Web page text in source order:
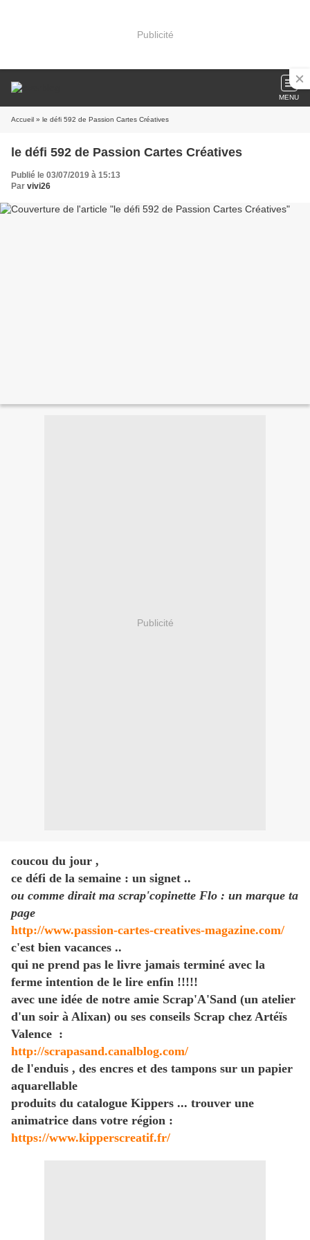
Publicité
MENU
Accueil » le défi 592 de Passion Cartes Créatives
le défi 592 de Passion Cartes Créatives
Publié le 03/07/2019 à 15:13
Par vivi26
Publicité
coucou du jour ,
ce défi de la semaine : un signet ..
ou comme dirait ma scrap'copinette Flo : un marque ta
page
http://www.passion-cartes-creatives-magazine.com/
c'est bien vacances ..
qui ne prend pas le livre jamais terminé avec la
ferme intention de le lire enfin !!!!!
avec une idée de notre amie Scrap'A'Sand (un atelier
d'un soir à Alixan) ou ses conseils Scrap chez Artéïs
Valence :
http://scrapasand.canalblog.com/
de l'enduis , des encres et des tampons sur un papier
aquarellable
produits du catalogue Kippers ... trouver une
animatrice dans votre région :
https://www.kipperscreatif.fr/